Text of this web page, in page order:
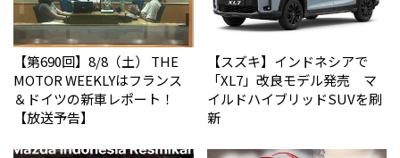
【第690回】8/8（土） THE
MOTOR WEEKLYはフランス
＆ドイツの新車レポート！
【放送予告】
【スズキ】インドネシアで
「XL7」改良モデル発売 マ
イルドハイブリッドSUVを刷
新